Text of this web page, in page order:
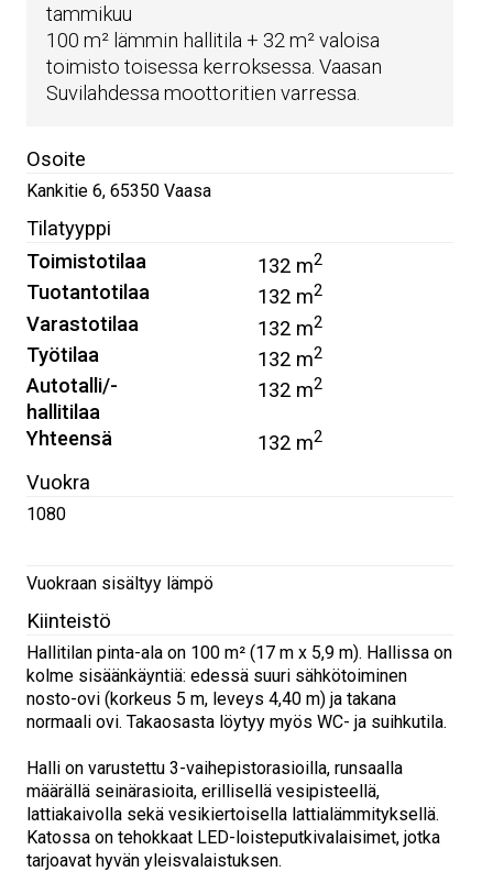
tammikuu
100 m² lämmin hallitila + 32 m² valoisa
toimisto toisessa kerroksessa. Vaasan
Suvilahdessa moottoritien varressa.
Osoite
Kankitie 6, 65350 Vaasa
Tilatyyppi
Toimistotilaa
132 m2
Tuotantotilaa 132 m2
Varastotilaa 132 m2
Työtilaa 132 m2
Autotalli/-
hallitilaa
132 m2
Yhteensä 132 m2
Vuokra
1080
Vuokraan sisältyy lämpö
Kiinteistö
Hallitilan pinta-ala on 100 m² (17 m x 5,9 m). Hallissa on
kolme sisäänkäyntiä: edessä suuri sähkötoiminen
nosto-ovi (korkeus 5 m, leveys 4,40 m) ja takana
normaali ovi. Takaosasta löytyy myös WC- ja suihkutila.
Halli on varustettu 3-vaihepistorasioilla, runsaalla
määrällä seinärasioita, erillisellä vesipisteellä,
lattiakaivolla sekä vesikiertoisella lattialämmityksellä.
Katossa on tehokkaat LED-loisteputkivalaisimet, jotka
tarjoavat hyvän yleisvalaistuksen.